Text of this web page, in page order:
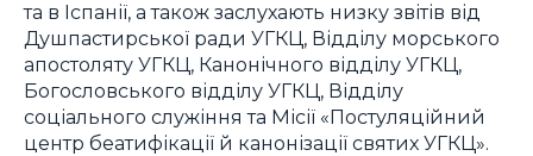
та в Іспанії, а також заслухають низку звітів від
Душпастирської ради УГКЦ, Відділу морського
апостоляту УГКЦ, Канонічного відділу УГКЦ,
Богословського відділу УГКЦ, Відділу
соціального служіння та Місії «Постуляційний
центр беатифікації й канонізації святих УГКЦ».